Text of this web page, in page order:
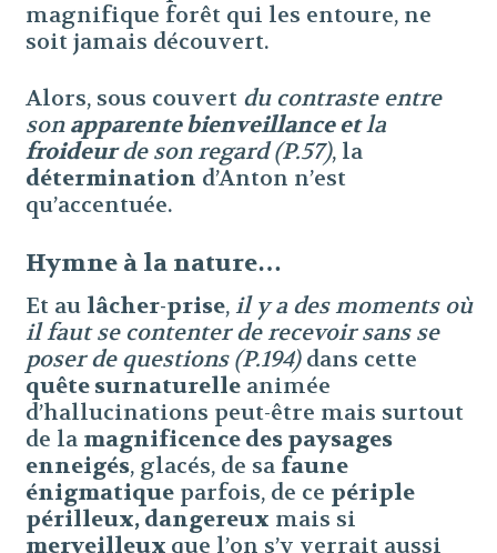
magnifique forêt qui les entoure, ne
soit jamais découvert.
Alors, sous couvert du contraste entre
son apparente bienveillance etla
froideurde son regard (P.57), la
détermination d’Anton n’est
qu’accentuée.
Hymne à la nature…
Et au lâcher-prise, il y a des moments où
il faut se contenter de recevoir sans se
poser de questions (P.194)dans cette
quête surnaturelleanimée
d’hallucinations peut-être mais surtout
de la magnificence des paysages
enneigés, glacés, de sa faune
énigmatiqueparfois, de ce périple
périlleux, dangereux mais si
merveilleux que l’on s’y verrait aussi